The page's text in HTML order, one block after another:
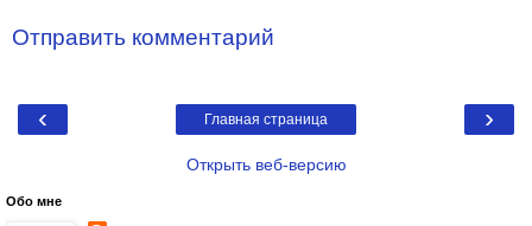
Отправить комментарий
‹ ›
Главная страница
Открыть веб-версию
Обо мне